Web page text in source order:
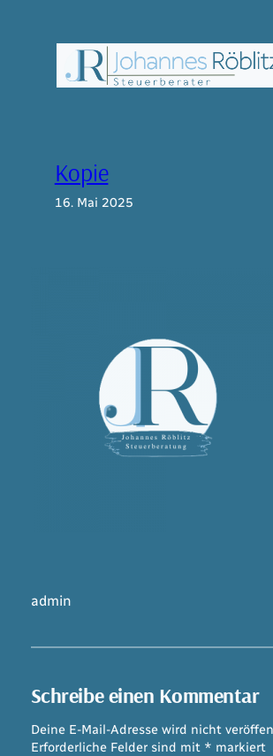
Kopie
16. Mai 2025
admin
Schreibe einen Kommentar
Deine E-Mail-Adresse wird nicht
Erforderliche Felder sind mit * markiert